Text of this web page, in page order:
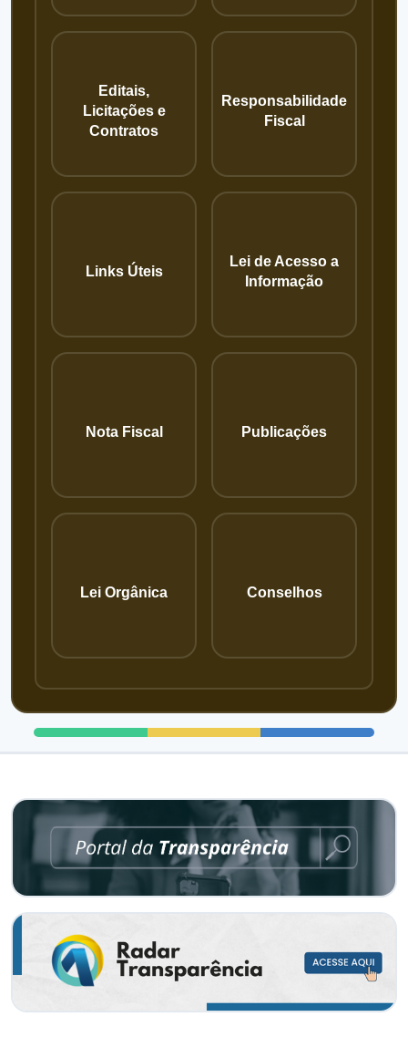
Editais,
Licitações e
Contratos
Responsabilidade
Fiscal
Links Úteis
Lei de Acesso a
Informação
Nota Fiscal Publicações
Lei Orgânica Conselhos